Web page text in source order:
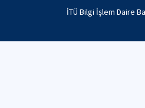
İTÜ Bilgi İşlem Daire